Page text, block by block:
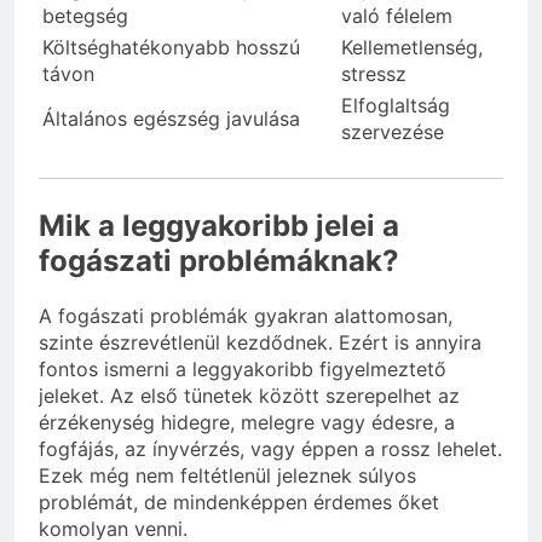
betegség
való félelem
Költséghatékonyabb hosszú
távon
Kellemetlenség,
stressz
Általános egészség javulása
Elfoglaltság
szervezése
Mik a leggyakoribb jelei a
fogászati problémáknak?
A fogászati problémák gyakran alattomosan,
szinte észrevétlenül kezdődnek. Ezért is annyira
fontos ismerni a leggyakoribb figyelmeztető
jeleket. Az első tünetek között szerepelhet az
érzékenység hidegre, melegre vagy édesre, a
fogfájás, az ínyvérzés, vagy éppen a rossz lehelet.
Ezek még nem feltétlenül jeleznek súlyos
problémát, de mindenképpen érdemes őket
komolyan venni.